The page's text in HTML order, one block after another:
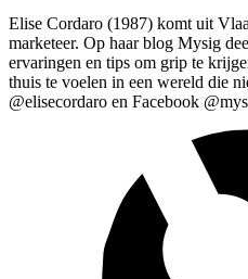
Elise Cordaro (1987) komt uit
marketeer. Op haar blog Mysig
ervaringen en tips om grip te
thuis te voelen in een wereld die
@elisecordaro en Facebook